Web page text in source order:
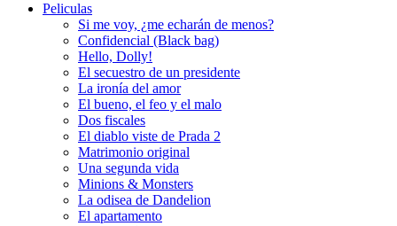
Peliculas
Si me voy, ¿me echarán de menos?
Confidencial (Black bag)
Hello, Dolly!
El secuestro de un presidente
La ironía del amor
El bueno, el feo y el malo
Dos fiscales
El diablo viste de Prada 2
Matrimonio original
Una segunda vida
Minions & Monsters
La odisea de Dandelion
El apartamento